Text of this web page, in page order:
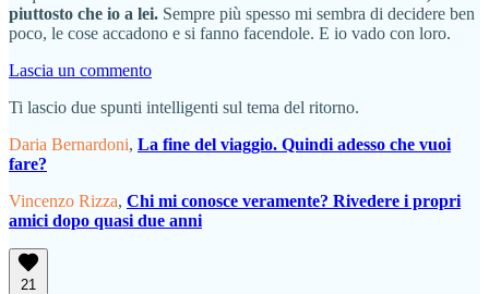
piuttosto che io a lei. Sempre più spesso mi sembra di decidere ben
poco, le cose accadono e si fanno facendole. E io vado con loro.
Lascia un commento
Ti lascio due spunti intelligenti sul tema del ritorno.
Daria Bernardoni, La fine del viaggio. Quindi adesso che vuoi
fare?
Vincenzo Rizza, Chi mi conosce veramente? Rivedere i propri
amici dopo quasi due anni
21